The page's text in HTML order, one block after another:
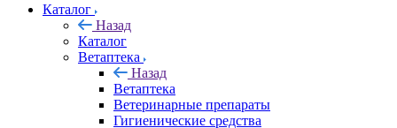
Каталог
Назад
Каталог
Ветаптека
Назад
Ветаптека
Ветеринарные препараты
Гигиенические средства